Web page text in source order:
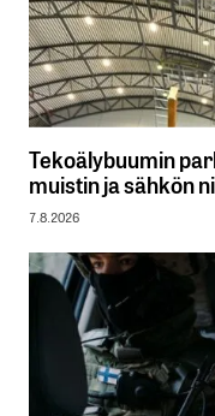
Tekoälybuumin
muistin ja sähkön
7.8.2026